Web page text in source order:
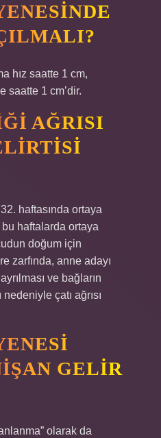
hız saatte 1 cm,
saatte 1 cm’dir.
AĞRISI
haftasında ortaya
bu haftalarda ortaya
doğum için
zarfında, anne adayı
ve bağların
çatı ağrısı
GELIR
olarak da